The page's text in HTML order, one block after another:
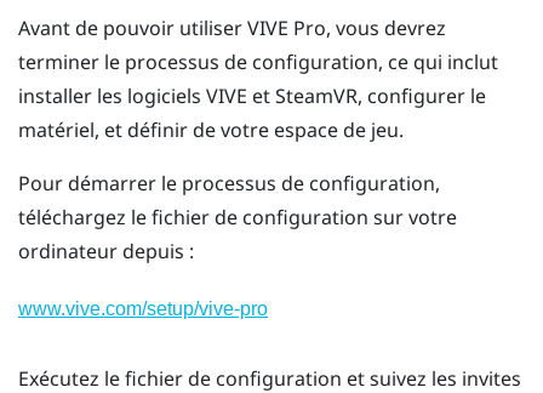
Avant de pouvoir utiliserVIVE Pro, vous devrez
terminer le processus de configuration, ce qui inclut
installer les logiciels VIVE etSteamVR, configurer le
matériel, et définir de votre espace de jeu.
Pour démarrer le processus de configuration,
téléchargez le fichier de configuration sur votre
ordinateur depuis :
www.vive.com/setup/vive-pro
Exécutez le fichier de configuration et suivez les invites